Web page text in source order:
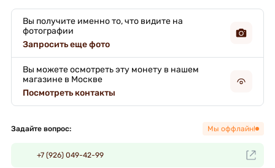
Вы получите именно то, что видите на
фотографии
Запросить еще фото
Вы можете осмотреть эту монету в нашем
магазине в Москве
Посмотреть контакты
Задайте вопрос: Мы оффлайн!
+7 (926) 049-42-99